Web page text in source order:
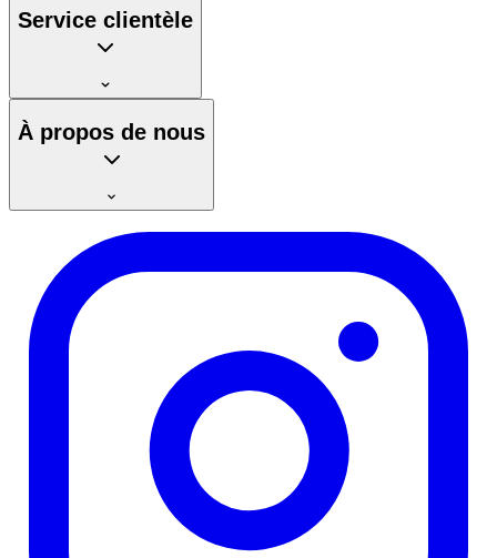
Service clientèle
À propos de nous